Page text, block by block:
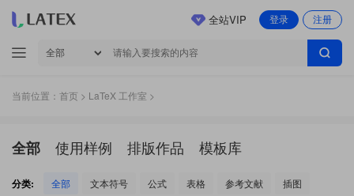
登录 注册
全站VIP
当前位置： 首页 > LaTeX 工作室 >
全部 使用样例 排版作品 模板库
分类: 全部 文本符号 公式 表格 参考文献
插图